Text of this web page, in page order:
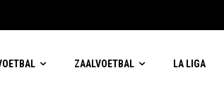
ZAALVOETBAL LA LIGA